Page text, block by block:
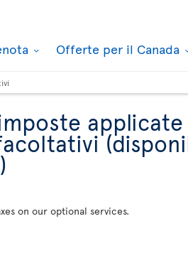
Offerte per il Canada
applicate
on our optional services.